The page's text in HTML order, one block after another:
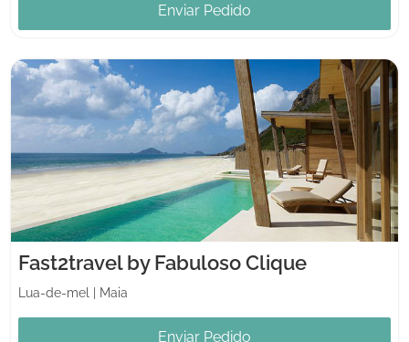
Enviar Pedido
Fast2travel by Fabuloso Clique
Lua-de-mel Maia
Enviar Pedido